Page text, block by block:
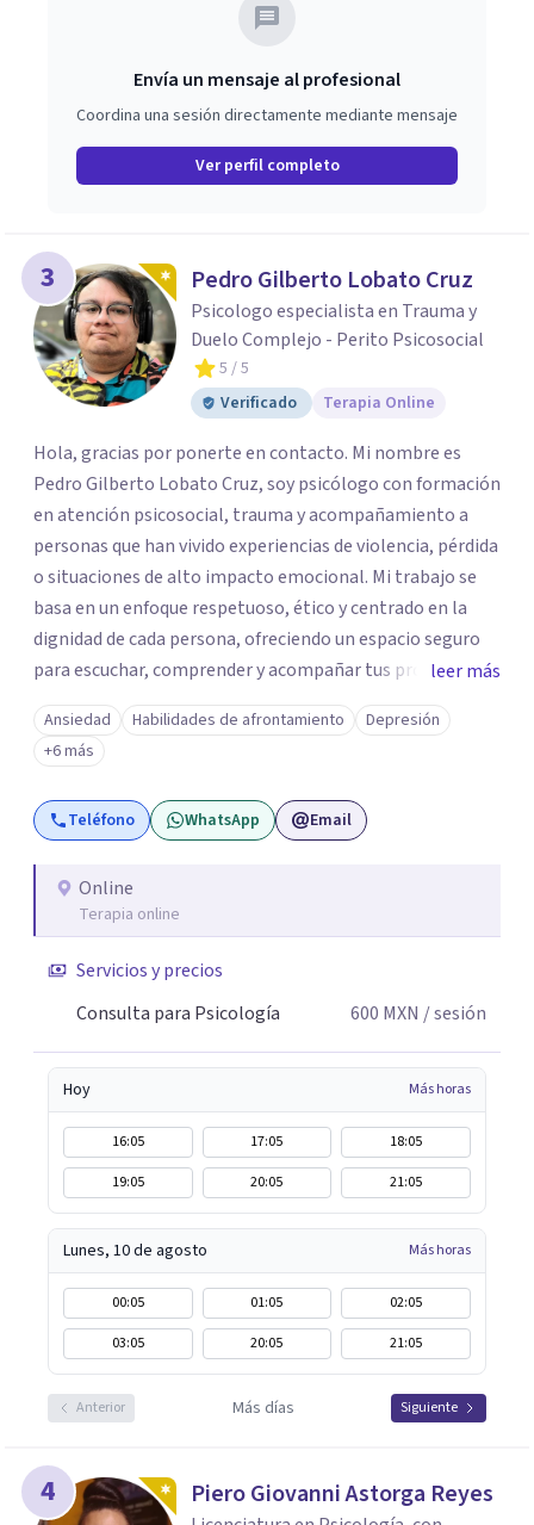
Envía un mensaje al profesional
Coordina una sesión directamente mediante mensaje
Ver perfil completo
3 Pedro Gilberto Lobato Cruz
Psicologo especialista en Trauma y
Duelo Complejo - Perito Psicosocial
5 / 5
Verificado
Terapia Online
Hola, gracias por ponerte en contacto. Mi nombre es
Pedro Gilberto Lobato Cruz, soy psicólogo con formación
en atención psicosocial, trauma y acompañamiento a
personas que han vivido experiencias de violencia, pérdida
o situaciones de alto impacto emocional. Mi trabajo se
basa en un enfoque respetuoso, ético y centrado en la
dignidad de cada persona, ofreciendo un espacio seguro
para escuchar, comprender y acompañar tus procesos
emocionales a tu propio ritmo. Creo firmemente en la
importancia de construir juntos herramientas que
fortalezcan el bienestar, la autonomía y el sentido de
vida. Será un gusto acompañarte en este proceso. Quedo
atento para resolver cualquier duda y acordar una cita. Un
leer más
Ansiedad Habilidades de afrontamiento
Depresión
+6 más
Teléfono WhatsApp Email
Online
Terapia online
Servicios y precios
Consulta para Psicología
600 MXN / sesión
Hoy Más horas
16:05 17:05
18:05
19:05
20:05 21:05
Lunes, 10 de agosto Más horas
00:05 01:05
02:05
03:05
20:05 21:05
Anterior Más días Siguiente
4 Piero Giovanni Astorga Reyes